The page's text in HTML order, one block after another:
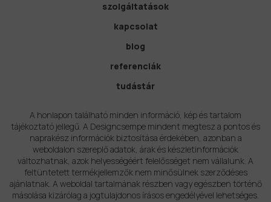
szolgáltatások
kapcsolat
blog
referenciák
tudástár
A honlapon található minden információ, kép és tartalom
tájékoztató jellegű. A Designcsempe mindent megtesz a pontos és
naprakész információk biztosítása érdekében, azonban a
weboldalon szereplő adatok, árak és készletinformációk
változhatnak, azok helyességéért felelősséget nem vállalunk. A
feltüntetett termékjellemzők nem minősülnek szerződéses
ajánlatnak. A weboldal tartalmának részben vagy egészben történő
másolása kizárólag a jogtulajdonos írásos engedélyével lehetséges.